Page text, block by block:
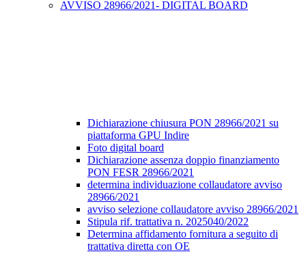
AVVISO 28966/2021- DIGITAL BOARD
Dichiarazione chiusura PON 28966/2021 su
piattaforma GPU Indire
Foto digital board
Dichiarazione assenza doppio finanziamento
PON FESR 28966/2021
determina individuazione collaudatore avviso
28966/2021
avviso selezione collaudatore avviso 28966/2021
Stipula rif. trattativa n. 2025040/2022
Determina affidamento fornitura a seguito di
trattativa diretta con OE